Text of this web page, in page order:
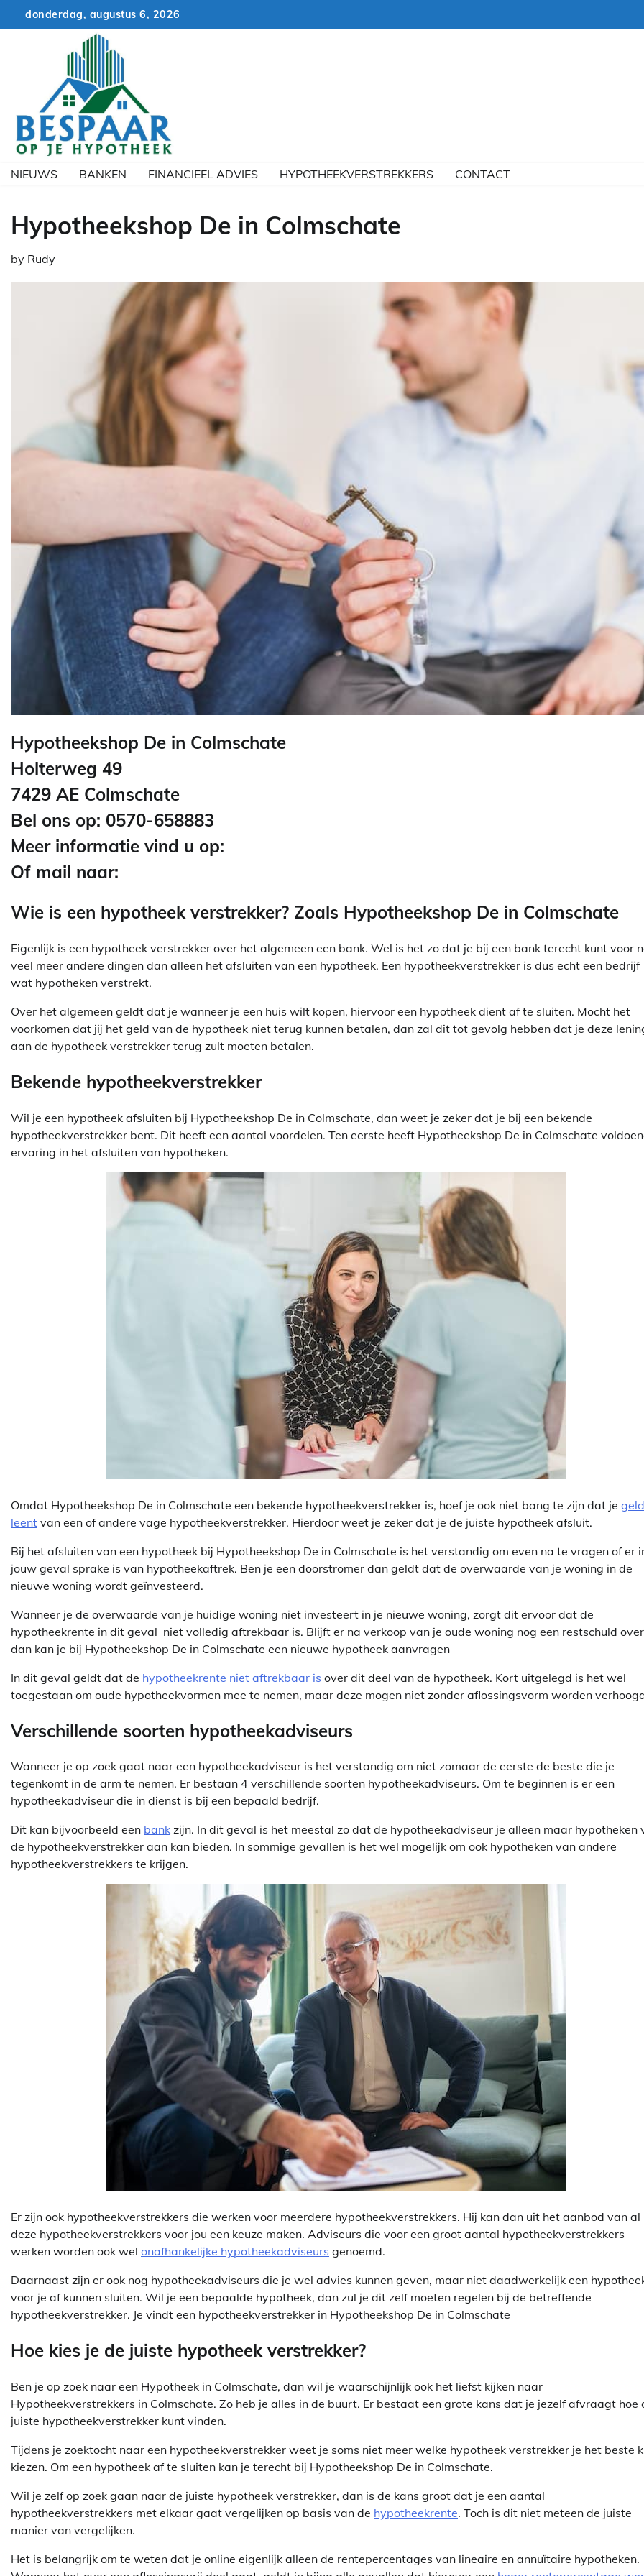
donderdag, augustus 6, 2026
NIEUWS BANKEN FINANCIEEL ADVIES HYPOTHEEKVERSTREKKERS CONTACT
Hypotheekshop De in Colmschate
by Rudy
Hypotheekshop De in Colmschate
Holterweg 49
7429 AE Colmschate
Bel ons op: 0570-658883
Meer informatie vind u op:
Of mail naar:
Wie is een hypotheek verstrekker? Zoals Hypotheekshop De in Colmschate
Eigenlijk is een hypotheek verstrekker over het algemeen een bank. Wel is het zo dat je bij een bank terecht kunt voor
veel meer andere dingen dan alleen het afsluiten van een hypotheek. Een hypotheekverstrekker is dus echt een bedrijf
wat hypotheken verstrekt.
Over het algemeen geldt dat je wanneer je een huis wilt kopen, hiervoor een hypotheek dient af te sluiten. Mocht het
voorkomen dat jij het geld van de hypotheek niet terug kunnen betalen, dan zal dit tot gevolg hebben dat je deze
aan de hypotheek verstrekker terug zult moeten betalen.
Bekende hypotheekverstrekker
Wil je een hypotheek afsluiten bij Hypotheekshop De in Colmschate, dan weet je zeker dat je bij een bekende
hypotheekverstrekker bent. Dit heeft een aantal voordelen. Ten eerste heeft Hypotheekshop De in Colmschate
ervaring in het afsluiten van hypotheken.
Omdat Hypotheekshop De in Colmschate een bekende hypotheekverstrekker is, hoef je ook niet bang te zijn dat je geld
leent van een of andere vage hypotheekverstrekker. Hierdoor weet je zeker dat je de juiste hypotheek afsluit.
Bij het afsluiten van een hypotheek bij Hypotheekshop De in Colmschate is het verstandig om even na te vragen of er
jouw geval sprake is van hypotheekaftrek. Ben je een doorstromer dan geldt dat de overwaarde van je woning in de
nieuwe woning wordt geïnvesteerd.
Wanneer je de overwaarde van je huidige woning niet investeert in je nieuwe woning, zorgt dit ervoor dat de
hypotheekrente in dit geval niet volledig aftrekbaar is. Blijft er na verkoop van je oude woning nog een restschuld
dan kan je bij Hypotheekshop De in Colmschate een nieuwe hypotheek aanvragen
In dit geval geldt dat de hypotheekrente niet aftrekbaar is over dit deel van de hypotheek. Kort uitgelegd is het wel
toegestaan om oude hypotheekvormen mee te nemen, maar deze mogen niet zonder aflossingsvorm worden
Verschillende soorten hypotheekadviseurs
Wanneer je op zoek gaat naar een hypotheekadviseur is het verstandig om niet zomaar de eerste de beste die je
tegenkomt in de arm te nemen. Er bestaan 4 verschillende soorten hypotheekadviseurs. Om te beginnen is er een
hypotheekadviseur die in dienst is bij een bepaald bedrijf.
Dit kan bijvoorbeeld een bank zijn. In dit geval is het meestal zo dat de hypotheekadviseur je alleen maar hypotheken
de hypotheekverstrekker aan kan bieden. In sommige gevallen is het wel mogelijk om ook hypotheken van andere
hypotheekverstrekkers te krijgen.
Er zijn ook hypotheekverstrekkers die werken voor meerdere hypotheekverstrekkers. Hij kan dan uit het aanbod van al
deze hypotheekverstrekkers voor jou een keuze maken. Adviseurs die voor een groot aantal hypotheekverstrekkers
werken worden ook wel onafhankelijke hypotheekadviseurs genoemd.
Daarnaast zijn er ook nog hypotheekadviseurs die je wel advies kunnen geven, maar niet daadwerkelijk een
voor je af kunnen sluiten. Wil je een bepaalde hypotheek, dan zul je dit zelf moeten regelen bij de betreffende
hypotheekverstrekker. Je vindt een hypotheekverstrekker in Hypotheekshop De in Colmschate
Hoe kies je de juiste hypotheek verstrekker?
Ben je op zoek naar een Hypotheek in Colmschate, dan wil je waarschijnlijk ook het liefst kijken naar
Hypotheekverstrekkers in Colmschate. Zo heb je alles in de buurt. Er bestaat een grote kans dat je jezelf afvraagt hoe
juiste hypotheekverstrekker kunt vinden.
Tijdens je zoektocht naar een hypotheekverstrekker weet je soms niet meer welke hypotheek verstrekker je het beste
kiezen. Om een hypotheek af te sluiten kan je terecht bij Hypotheekshop De in Colmschate.
Wil je zelf op zoek gaan naar de juiste hypotheek verstrekker, dan is de kans groot dat je een aantal
hypotheekverstrekkers met elkaar gaat vergelijken op basis van de hypotheekrente. Toch is dit niet meteen de juiste
manier van vergelijken.
Het is belangrijk om te weten dat je online eigenlijk alleen de rentepercentages van lineaire en annuïtaire hypotheken.